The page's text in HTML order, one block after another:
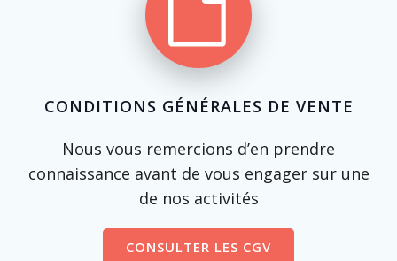
CONDITIONS GÉNÉRALES DE VENTE
Nous vous remercions d’en prendre
connaissance avant de vous engager sur une
de nos activités
CONSULTER LES CGV